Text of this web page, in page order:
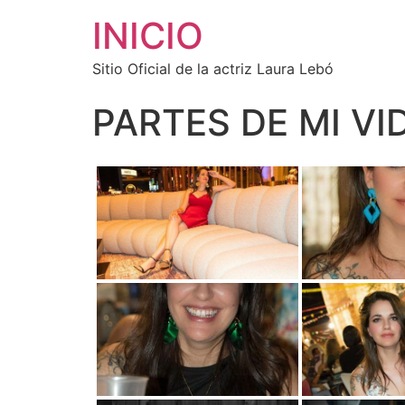
INICIO
Sitio Oficial de la actriz Laura Lebó
PARTES DE MI